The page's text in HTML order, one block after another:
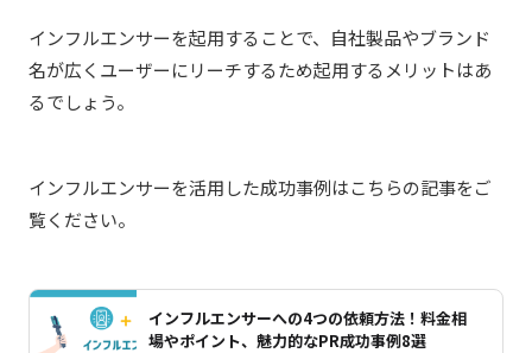
インフルエンサーを起用することで、自社製品やブランド
名が広くユーザーにリーチするため起用するメリットはあ
るでしょう。
インフルエンサーを活用した成功事例はこちらの記事をご
覧ください。
インフルエンサーへの4つの依頼方法！料金相
場やポイント、魅力的なPR成功事例8選